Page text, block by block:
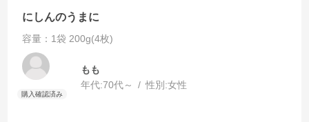
にしんのうまに
容量：1袋 200g(4枚)
もも
年代:70代～ 性別:女性